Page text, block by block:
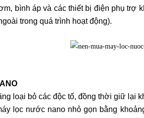
bình áp và các thiết bị điện phụ trợ
trong quá trình hoạt động).
loại bỏ các độc tố, đồng thời giữ lại
lọc nước nano nhỏ gọn bằng